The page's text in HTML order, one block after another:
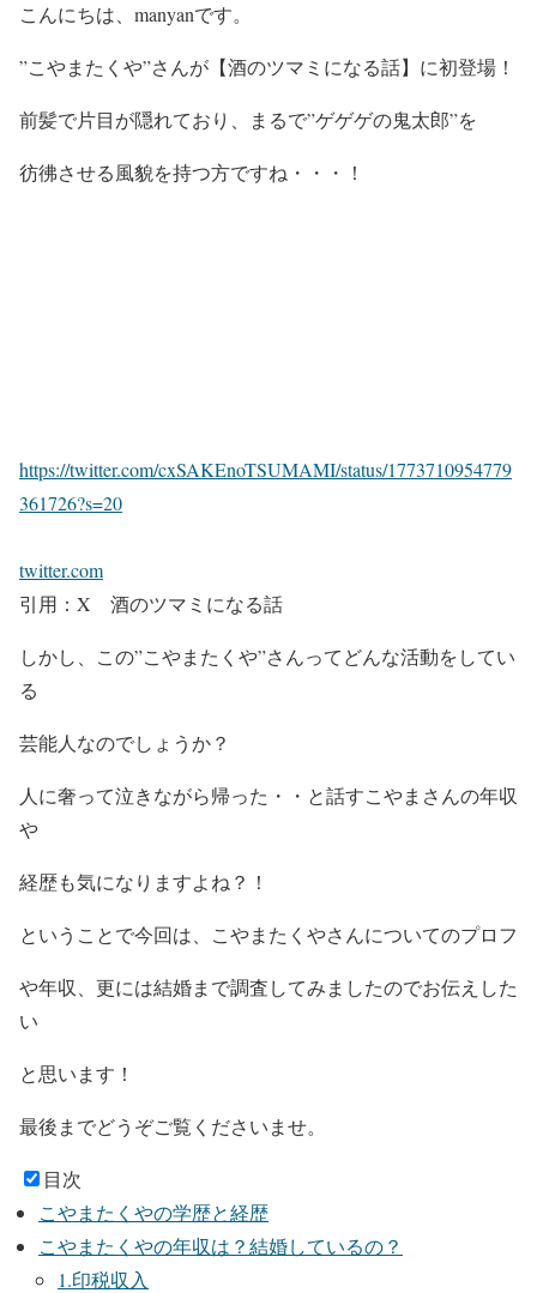
こんにちは、manyanです。
”こやまたくや”さんが 【酒のツマミになる話】 に初登場！
前髪で片目が隠れており、まるで”ゲゲゲの鬼太郎”を
彷彿させる風貌を持つ方ですね・・・！
https://twitter.com/cxSAKEnoTSUMAMI/status/1773710954779
361726?s=20
twitter.com
引用：X 酒のツマミになる話
しかし、この”こやまたくや”さんってどんな活動をしてい
る
芸能人なのでしょうか？
人に奢って泣きながら帰った・・と話すこやまさんの年収
や
経歴も気になり ますよね？！
ということで今回は、 こやまたくやさんについてのプロフ
や年収、更には結婚まで調査してみましたのでお伝えした
い
と思います！
最後までどうぞご覧くださいませ。
目次
こやまたくやの学歴と経歴
こやまたくやの年収は？結婚しているの？
1.印税収入